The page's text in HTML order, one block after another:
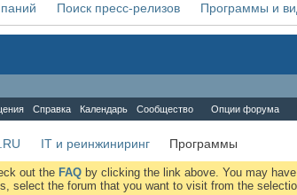
Поиск пресс-релизов Программы и
Справка Календарь Сообщество Опции форума
IT и реинжиниринг Программы
out the FAQ by clicking the link above. You may
select the forum that you want to visit from the